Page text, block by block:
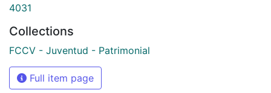
4031
Collections
FCCV - Juventud - Patrimonial
Full item page